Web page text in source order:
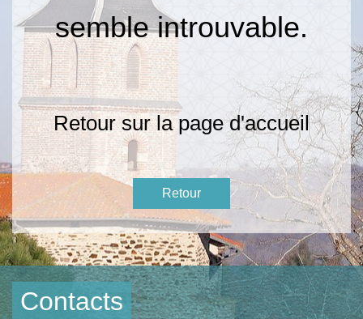
semble introuvable.
Retour sur la page d'accueil
Retour
Contacts